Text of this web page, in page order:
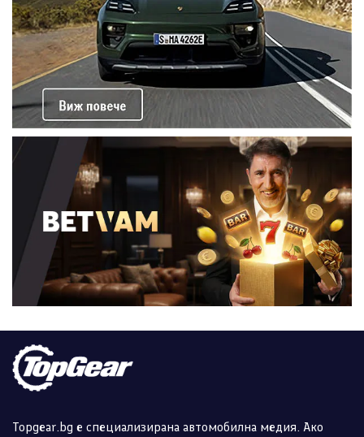
Topgear.bg е специализирана автомобилна медия. Ако